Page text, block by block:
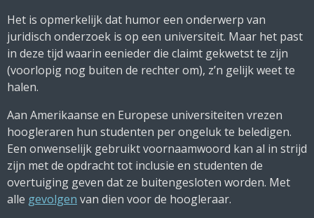
Het is opmerkelijk dat humor een onderwerp van
juridisch onderzoek is op een universiteit. Maar het past
in deze tijd waarin eenieder die claimt gekwetst te zijn
(voorlopig nog buiten de rechter om), z’n gelijk weet te
halen.
Aan Amerikaanse en Europese universiteiten vrezen
hoogleraren hun studenten per ongeluk te beledigen.
Een onwenselijk gebruikt voornaamwoord kan al in strijd
zijn met de opdracht tot inclusie en studenten de
overtuiging geven dat ze buitengesloten worden. Met
alle gevolgen van dien voor de hoogleraar.